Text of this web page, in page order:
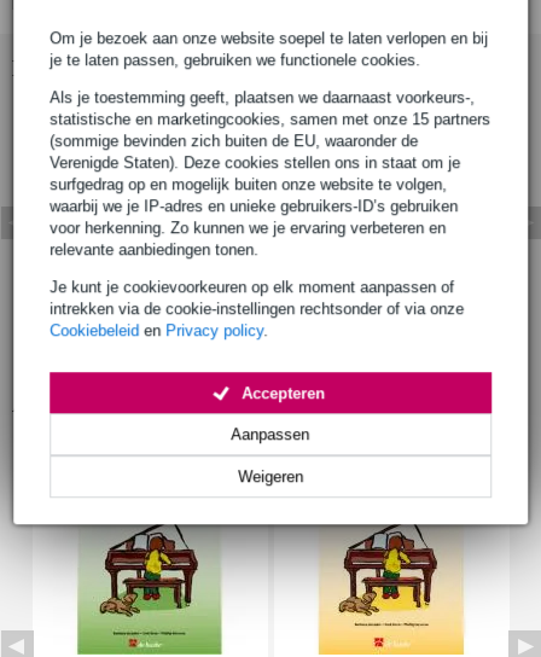
Om je bezoek aan onze website soepel te laten verlopen en bij
je te laten passen, gebruiken we functionele cookies.
Als je toestemming geeft, plaatsen we daarnaast voorkeurs-,
statistische en marketingcookies, samen met onze 15 partners
(sommige bevinden zich buiten de EU, waaronder de
Verenigde Staten). Deze cookies stellen ons in staat om je
surfgedrag op en mogelijk buiten onze website te volgen,
waarbij we je IP-adres en unieke gebruikers-ID’s gebruiken
voor herkenning. Zo kunnen we je ervaring verbeteren en
relevante aanbiedingen tonen.
Je kunt je cookievoorkeuren op elk moment aanpassen of
intrekken via de cookie-instellingen rechtsonder of via onze
Cookiebeleid en Privacy policy.
Weigeren
Aanpassen
Accepteren
Bekijk ook eens (8)